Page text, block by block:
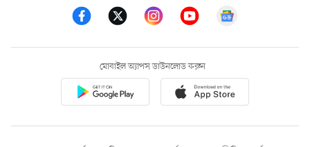
মোবাইল অ্যাপস ডাউনলোড করুন